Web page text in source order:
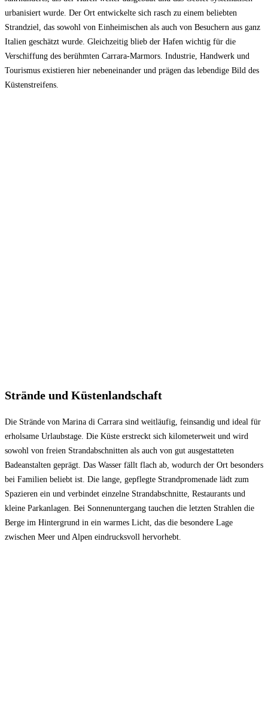
urbanisiert wurde. Der Ort entwickelte sich rasch zu einem beliebten
Strandziel, das sowohl von Einheimischen als auch von Besuchern aus ganz
Italien geschätzt wurde. Gleichzeitig blieb der Hafen wichtig für die
Verschiffung des berühmten Carrara-Marmors. Industrie, Handwerk und
Tourismus existieren hier nebeneinander und prägen das lebendige Bild des
Küstenstreifens.
Strände und Küstenlandschaft
Die Strände von Marina di Carrara sind weitläufig, feinsandig und ideal für
erholsame Urlaubstage. Die Küste erstreckt sich kilometerweit und wird
sowohl von freien Strandabschnitten als auch von gut ausgestatteten
Badeanstalten geprägt. Das Wasser fällt flach ab, wodurch der Ort besonders
bei Familien beliebt ist. Die lange, gepflegte Strandpromenade lädt zum
Spazieren ein und verbindet einzelne Strandabschnitte, Restaurants und
kleine Parkanlagen. Bei Sonnenuntergang tauchen die letzten Strahlen die
Berge im Hintergrund in ein warmes Licht, das die besondere Lage
zwischen Meer und Alpen eindrucksvoll hervorhebt.